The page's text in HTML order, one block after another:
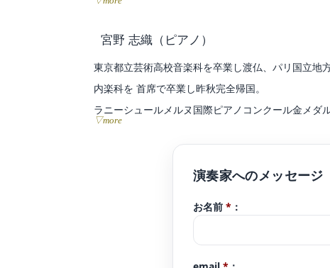
ソロリサイタルを東京、神奈川で開催。いせはらフ
事。
現在はソロや室内楽、オーケストラ等の演奏活動の
やレコーディング、ホテルでのディナーショーを担
宮野 志織 （ピアノ）
東京都立芸術高校音楽科を卒業し渡仏、パリ国立地
内楽科を 首席で卒業し昨秋完全帰国。
ラニーシュールメルヌ国際ピアノコンクール金メ
ショパンミュージックアカデミー(ポーランド、ワ
ショパン生誕200年を記念しパリ・ポーランド図書
▽more
お名前 * ：